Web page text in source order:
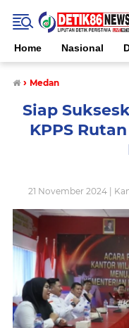
Home Nasional
› Medan
Siap
KPPS
21 November 2024 |